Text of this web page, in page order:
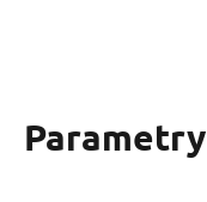
Parametry